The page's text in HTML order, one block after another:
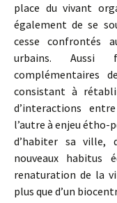
place du vivant
également de se
cesse confrontés
urbains. Aussi
complémentaires
consistant à
d’interactions
l’autre à enjeu étho-
d’habiter sa ville,
nouveaux habitus
renaturation de la
plus que d’un